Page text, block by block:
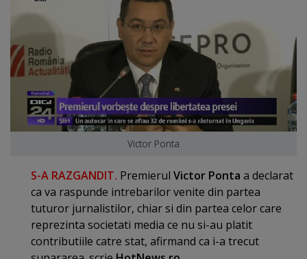
Victor Ponta
S-A RAZGANDIT. Premierul Victor Ponta a declarat
ca va raspunde intrebarilor venite din partea
tuturor jurnalistilor, chiar si din partea celor care
reprezinta societati media ce nu si-au platit
contributiile catre stat, afirmand ca i-a trecut